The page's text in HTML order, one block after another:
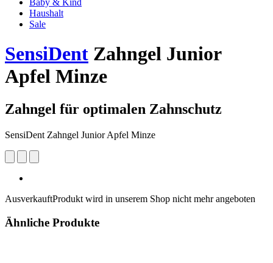
Baby & Kind
Haushalt
Sale
SensiDent Zahngel Junior
Apfel Minze
Zahngel für optimalen Zahnschutz
SensiDent Zahngel Junior Apfel Minze
AusverkauftProdukt wird in unserem Shop nicht mehr angeboten
Ähnliche Produkte